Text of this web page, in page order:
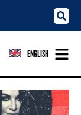
ENGLISH